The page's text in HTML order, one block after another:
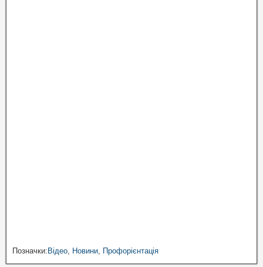
Позначки:Відео Новини Профорієнтація